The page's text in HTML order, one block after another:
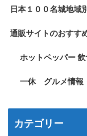
日本１００名城地域
通販サイトのおすす
ホットペッパー
一休 グルメ情報
カテゴリー